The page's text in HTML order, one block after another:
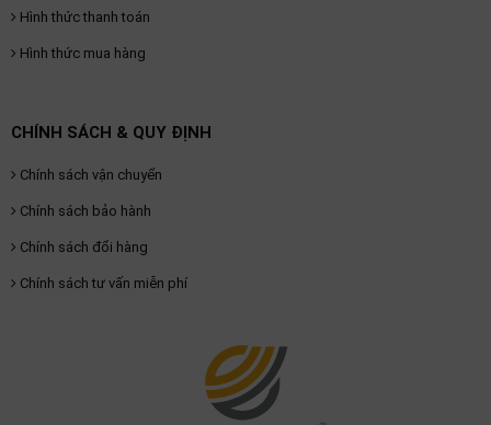
Hình thức thanh toán
Hình thức mua hàng
CHÍNH SÁCH & QUY ĐỊNH
Chính sách vận chuyển
Chính sách bảo hành
Chính sách đổi hàng
Chính sách tư vấn miễn phí